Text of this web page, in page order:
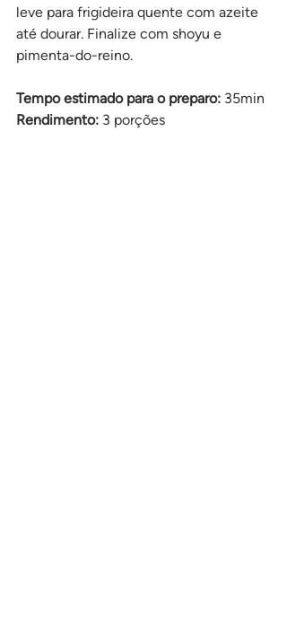
leve para frigideira quente com azeite
até dourar. Finalize com shoyu e
pimenta-do-reino.
Tempo estimado para o preparo: 35min
Rendimento: 3 porções